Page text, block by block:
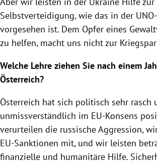
Selbstverteidigung, wie das in der
vorgesehen ist. Dem Opfer eines
zu helfen, macht uns nicht zur
Welche Lehre ziehen Sie nach einem
Österreich?
Österreich hat sich politisch sehr rasch
unmissverständlich im EU-Konsens
verurteilen die russische Aggression,
EU-Sanktionen mit, und wir leisten
finanzielle und humanitäre Hilfe.